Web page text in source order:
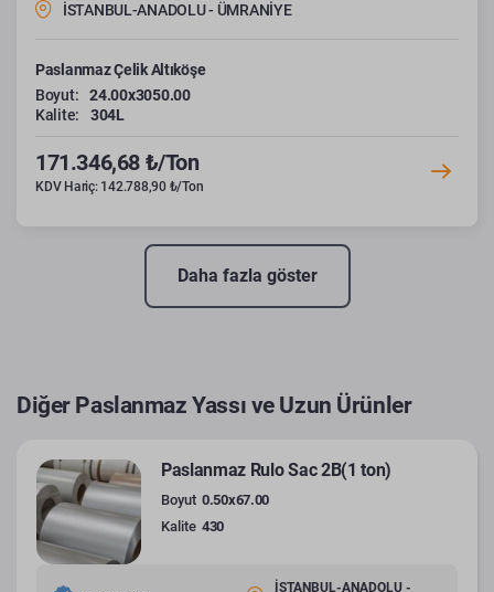
İSTANBUL-ANADOLU - ÜMRANİYE
Paslanmaz Çelik Altıköşe
Boyut:
24.00x3050.00
Kalite:
304L
171.346,68 ₺/Ton
KDV Hariç: 142.788,90 ₺/Ton
Daha fazla göster
Diğer Paslanmaz Yassı ve Uzun Ürünler
Paslanmaz Rulo Sac 2B(1 ton)
Boyut 0.50x67.00
Kalite 430
İSTANBUL-ANADOLU -